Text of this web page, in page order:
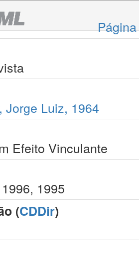
Jorge Luiz, 1964
Efeito Vinculante
1995
(CDDir)